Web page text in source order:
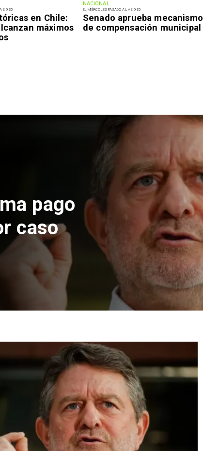
9:35
en Chile:
máximos
NACIONAL
EL MIÉRCOLES PASADO A LAS 9:35
Senado aprueba mecanismo
de compensación municipal
pago
caso